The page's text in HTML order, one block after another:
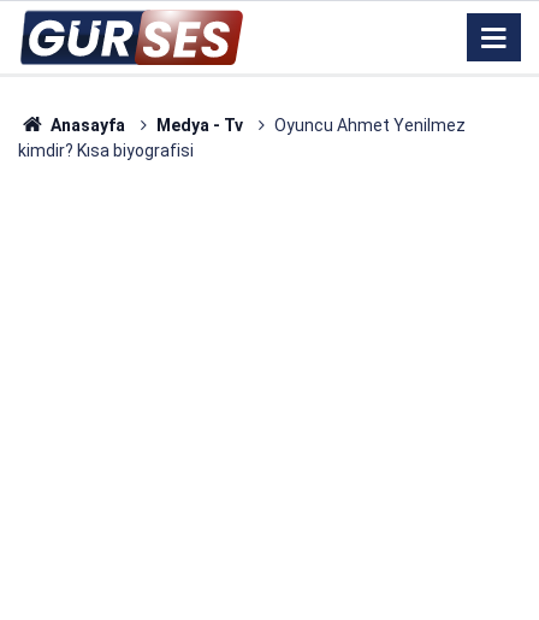
Anasayfa Medya - Tv
Oyuncu Ahmet Yenilmez
kimdir? Kısa biyografisi